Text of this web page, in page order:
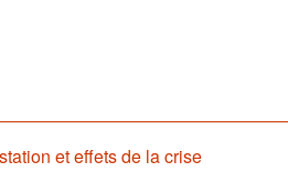
et effets de la crise